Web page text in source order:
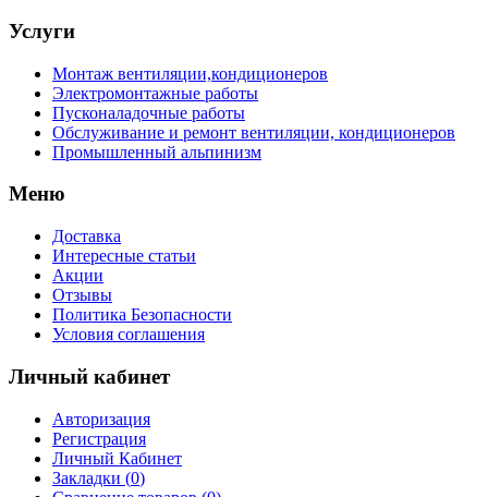
Услуги
Монтаж вентиляции,кондиционеров
Электромонтажные работы
Пусконаладочные работы
Обслуживание и ремонт вентиляции, кондиционеров
Промышленный альпинизм
Меню
Доставка
Интересные статьи
Акции
Отзывы
Политика Безопасности
Условия соглашения
Личный кабинет
Авторизация
Регистрация
Личный Кабинет
Закладки (0)